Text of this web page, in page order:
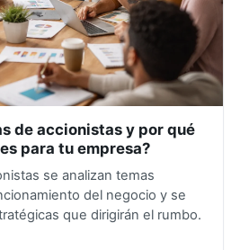
de accionistas y por qué
para tu empresa?
se analizan temas
del negocio y se
que dirigirán el rumbo.